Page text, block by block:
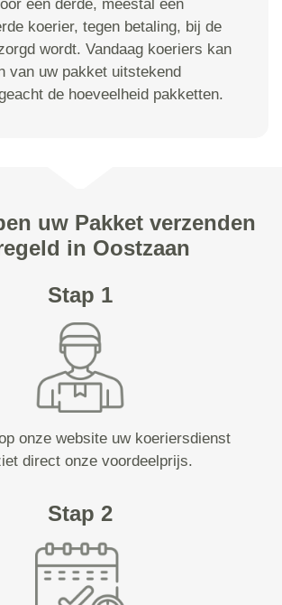
een derde, meestal een
koerier, tegen betaling, bij de
wordt. Vandaag koeriers kan
van uw pakket uitstekend
de hoeveelheid pakketten.
uw Pakket verzenden
in Oostzaan
Stap 1
onze website uw koeriersdienst
direct onze voordeelprijs.
Stap 2